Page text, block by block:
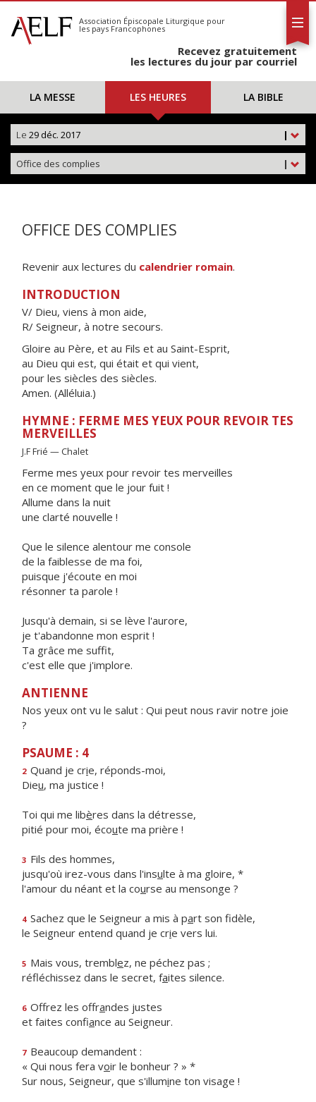
S'abonner
Calendrier
Association Épiscopale Liturgique pour
les pays Francophones
Recevez gratuitement
les lectures du jour par courriel
LA MESSE LES HEURES LA BIBLE
|
Le 29 déc. 2017
|
Office des complies
OFFICE DES COMPLIES
Revenir aux lectures du calendrier romain.
INTRODUCTION
V/ Dieu, viens à mon aide,
R/ Seigneur, à notre secours.
Gloire au Père, et au Fils et au Saint-Esprit,
au Dieu qui est, qui était et qui vient,
pour les siècles des siècles.
Amen. (Alléluia.)
HYMNE : FERME MES YEUX POUR REVOIR TES
MERVEILLES
J.F Frié — Chalet
Ferme mes yeux pour revoir tes merveilles
en ce moment que le jour fuit !
Allume dans la nuit
une clarté nouvelle !
Que le silence alentour me console
de la faiblesse de ma foi,
puisque j'écoute en moi
résonner ta parole !
Jusqu'à demain, si se lève l'aurore,
je t'abandonne mon esprit !
Ta grâce me suffit,
c'est elle que j'implore.
ANTIENNE
Nos yeux ont vu le salut : Qui peut nous ravir notre joie
?
PSAUME : 4
2 Quand je crie, réponds-moi,
Dieu, ma justice !
Toi qui me libères dans la détresse,
pitié pour moi, écoute ma prière !
3 Fils des hommes,
jusqu'où irez-vous dans l'insulte à ma gloire, *
l'amour du néant et la course au mensonge ?
4 Sachez que le Seigneur a mis à part son fidèle,
le Seigneur entend quand je crie vers lui.
5 Mais vous, tremblez, ne péchez pas ;
réfléchissez dans le secret, faites silence.
6 Offrez les offrandes justes
et faites confiance au Seigneur.
7 Beaucoup demandent :
« Qui nous fera voir le bonheur ? » *
Sur nous, Seigneur, que s'illumine ton visage !